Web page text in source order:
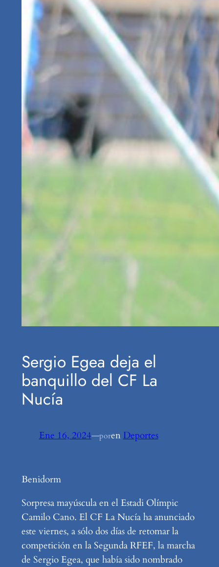
Sergio Egea deja el
banquillo del CF La
Nucía
Ene 16, 2024—porenDeportes
Benidorm
Sorpresa mayúscula en el Estadi Olímpic
Camilo Cano. El CF La Nucía ha anunciado
este viernes, a sólo dos días de retomar la
competición en la Segunda RFEF, la marcha
de Sergio Egea, que había sido nombrado